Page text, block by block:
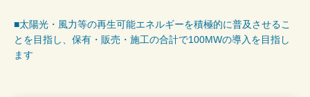
■太陽光・風力等の再生可能エネルギーを積極的に普及させるこ
とを目指し、保有・販売・施工の合計で100MWの導入を目指し
ます